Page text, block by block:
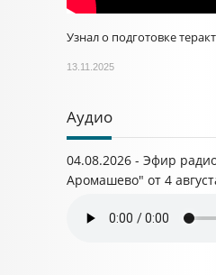
Узнал о подготовке
13.11.2025
Аудио
04.08.2026 - Эфир
Аромашево" от 4